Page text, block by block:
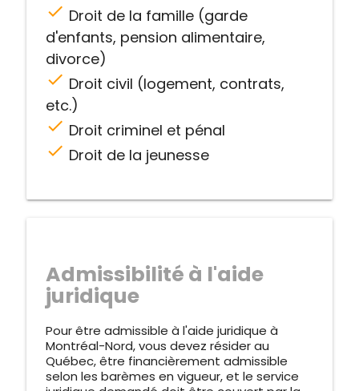
check Droit de la famille (garde
d'enfants, pension alimentaire,
divorce)
check Droit civil (logement, contrats,
etc.)
check Droit criminel et pénal
check Droit de la jeunesse
Admissibilité à l'aide
juridique
Pour être admissible à l'aide juridique à
Montréal-Nord, vous devez résider au
Québec, être financièrement admissible
selon les barèmes en vigueur, et le service